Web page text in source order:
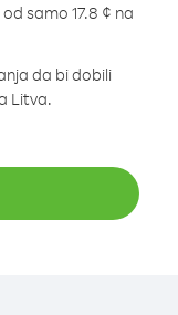
samo 17.8 ¢ na
da bi dobili
Litva.